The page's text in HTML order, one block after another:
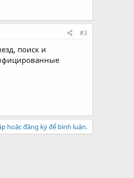
#3
поиск и
hoặc đăng ký để bình luận.